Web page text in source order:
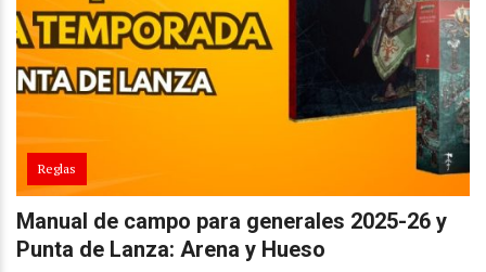
Reglas
Manual de campo para generales 2025-26 y
Punta de Lanza: Arena y Hueso